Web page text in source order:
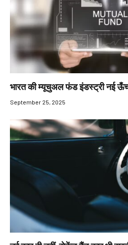
भारत की म्यूचुअल फंड इंडस्ट्री नई
September 25, 2025